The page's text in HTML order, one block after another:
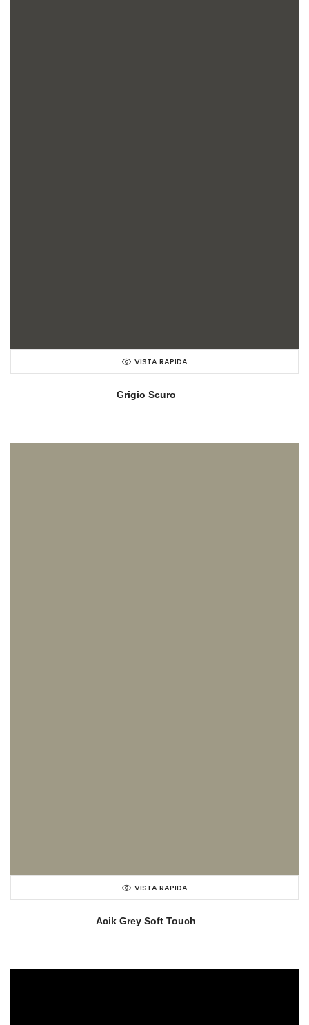
VISTA RAPIDA
Grigio Scuro
VISTA RAPIDA
Acik Grey Soft Touch